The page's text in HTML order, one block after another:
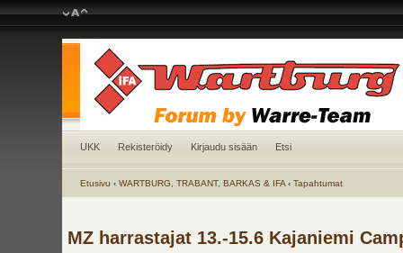
UKK Rekisteröidy Kirjaudu sisään Etsi
Etusivu ‹ WARTBURG, TRABANT, BARKAS & IFA ‹ Tapahtumat
MZ harrastajat 13.-15.6 Kajaniemi